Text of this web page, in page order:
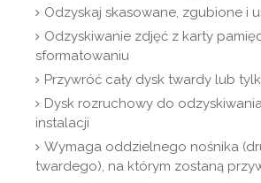
Odzyskaj skasowane, zgubione i
Odzyskiwanie zdjęć z karty
sformatowaniu
Przywróć cały dysk twardy lub
Dysk rozruchowy do
instalacji
Wymaga oddzielnego nośnika
twardego), na którym zostaną